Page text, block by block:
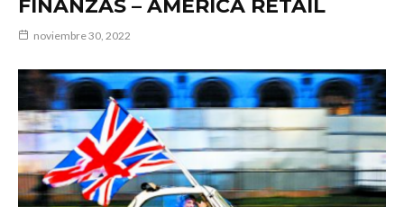
FINANZAS – AMÉRICA RETAIL
noviembre 30, 2022